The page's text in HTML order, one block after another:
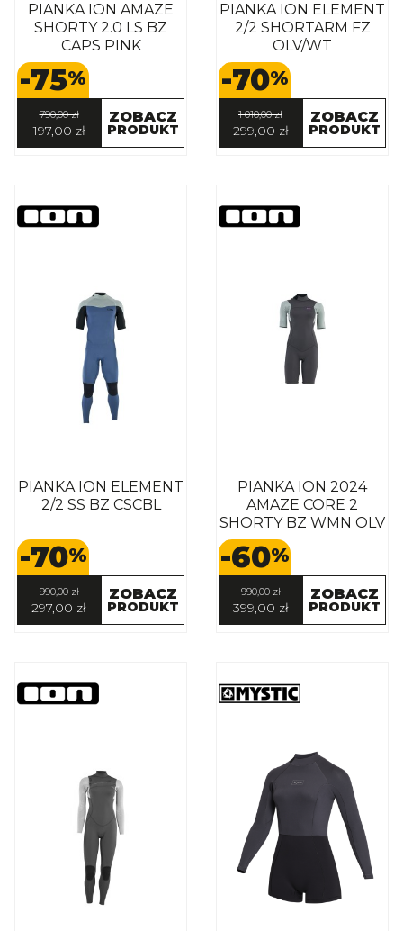
PIANKA ION AMAZE
SHORTY 2.0 LS BZ
CAPS PINK
-75%
790,00 zł
197,00 zł
ZOBACZ
PRODUKT
PIANKA ION ELEMENT
2/2 SHORTARM FZ
OLV/WT
-70%
1 010,00 zł
299,00 zł
ZOBACZ
PRODUKT
PIANKA ION ELEMENT
2/2 SS BZ CSCBL
-70%
990,00 zł
297,00 zł
ZOBACZ
PRODUKT
PIANKA ION 2024
AMAZE CORE 2
SHORTY BZ WMN OLV
-60%
990,00 zł
399,00 zł
ZOBACZ
PRODUKT